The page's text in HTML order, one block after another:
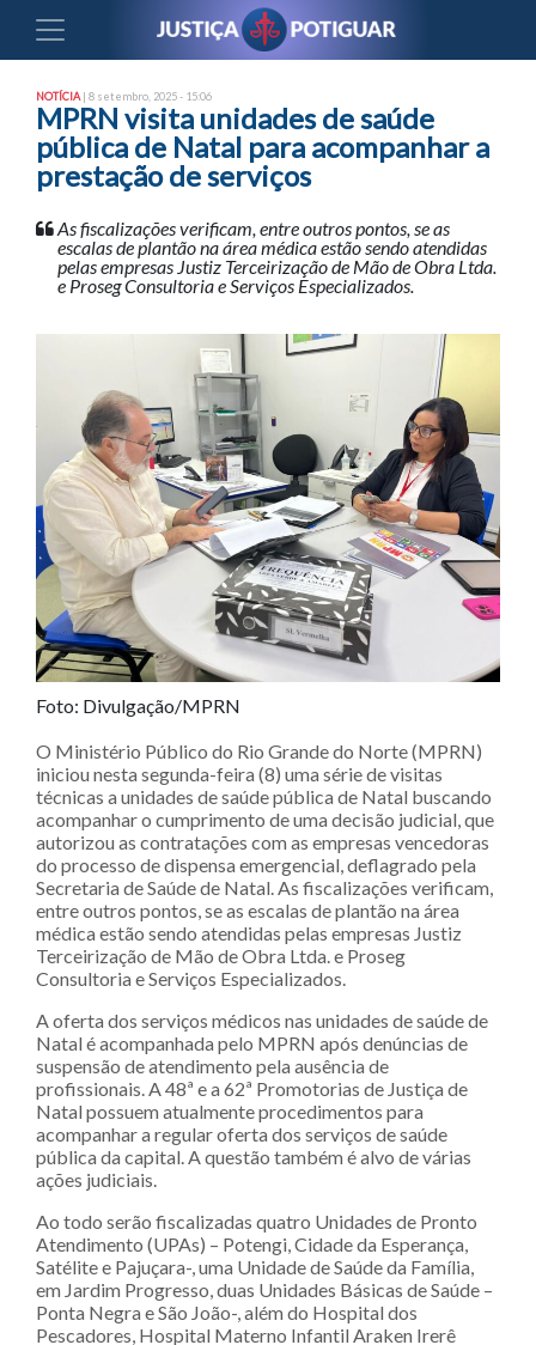
NOTÍCIA | 8 setembro, 2025 - 15:06
MPRN visita unidades de saúde
pública de Natal para acompanhar a
prestação de serviços
As fiscalizações verificam, entre outros pontos, se as
escalas de plantão na área médica estão sendo atendidas
pelas empresas Justiz Terceirização de Mão de Obra Ltda.
e Proseg Consultoria e Serviços Especializados.
Foto: Divulgação/MPRN
O Ministério Público do Rio Grande do Norte (MPRN)
iniciou nesta segunda-feira (8) uma série de visitas
técnicas a unidades de saúde pública de Natal buscando
acompanhar o cumprimento de uma decisão judicial, que
autorizou as contratações com as empresas vencedoras
do processo de dispensa emergencial, deflagrado pela
Secretaria de Saúde de Natal. As fiscalizações verificam,
entre outros pontos, se as escalas de plantão na área
médica estão sendo atendidas pelas empresas Justiz
Terceirização de Mão de Obra Ltda. e Proseg
Consultoria e Serviços Especializados.
A oferta dos serviços médicos nas unidades de saúde de
Natal é acompanhada pelo MPRN após denúncias de
suspensão de atendimento pela ausência de
profissionais. A 48ª e a 62ª Promotorias de Justiça de
Natal possuem atualmente procedimentos para
acompanhar a regular oferta dos serviços de saúde
pública da capital. A questão também é alvo de várias
ações judiciais.
Ao todo serão fiscalizadas quatro Unidades de Pronto
Atendimento (UPAs) – Potengi, Cidade da Esperança,
Satélite e Pajuçara-, uma Unidade de Saúde da Família,
em Jardim Progresso, duas Unidades Básicas de Saúde –
Ponta Negra e São João-, além do Hospital dos
Pescadores, Hospital Materno Infantil Araken Irerê